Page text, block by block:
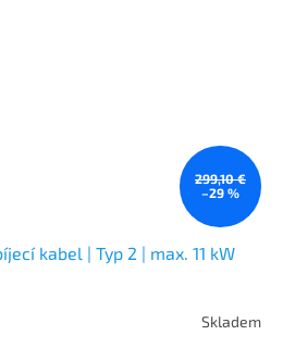
299,10 €
–29 %
kabel | Typ 2 | max. 11 kW
Skladem